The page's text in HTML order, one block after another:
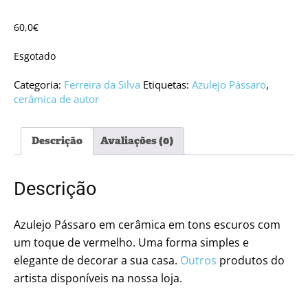
60,0€
Esgotado
Categoria: Ferreira da Silva Etiquetas: Azulejo Pássaro,
cerâmica de autor
Descrição Avaliações (0)
Descrição
Azulejo Pássaro em cerâmica em tons escuros com
um toque de vermelho. Uma forma simples e
elegante de decorar a sua casa. Outros produtos do
artista disponíveis na nossa loja.